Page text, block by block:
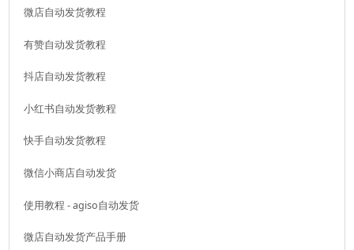
微店自动发货教程
有赞自动发货教程
抖店自动发货教程
小红书自动发货教程
快手自动发货教程
微信小商店自动发货
使用教程 - agiso自动发货
微店自动发货产品手册